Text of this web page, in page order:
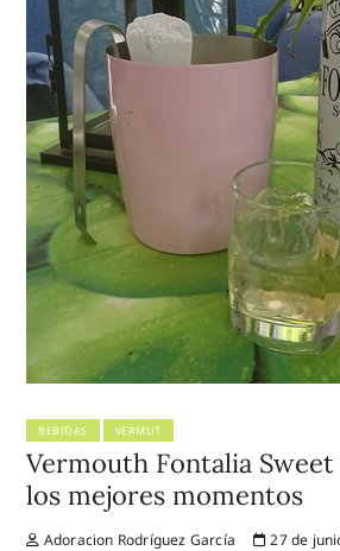
BEBIDAS VERMUT
Vermouth Fontalia
los mejores momentos
Adoracion Rodríguez García 27 de